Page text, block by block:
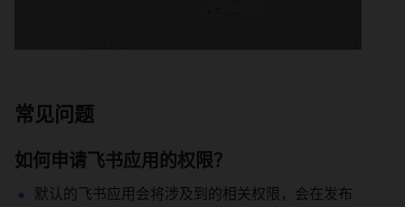
常见问题
如何申请飞书应用的权限？
默认的飞书应用会将涉及到的相关权限，会在发布